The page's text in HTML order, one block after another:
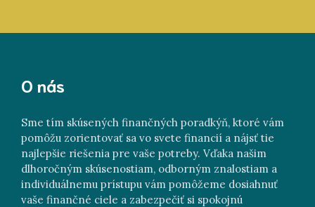
O nás
Sme tím skúsených finančných poradkýň, ktoré vám
pomôžu zorientovať sa vo svete financií a nájsť tie
najlepšie riešenia pre vaše potreby. Vďaka našim
dlhoročným skúsenostiam, odborným znalostiam a
individuálnemu prístupu vám pomôžeme dosiahnuť
vaše finančné ciele a zabezpečiť si spokojnú